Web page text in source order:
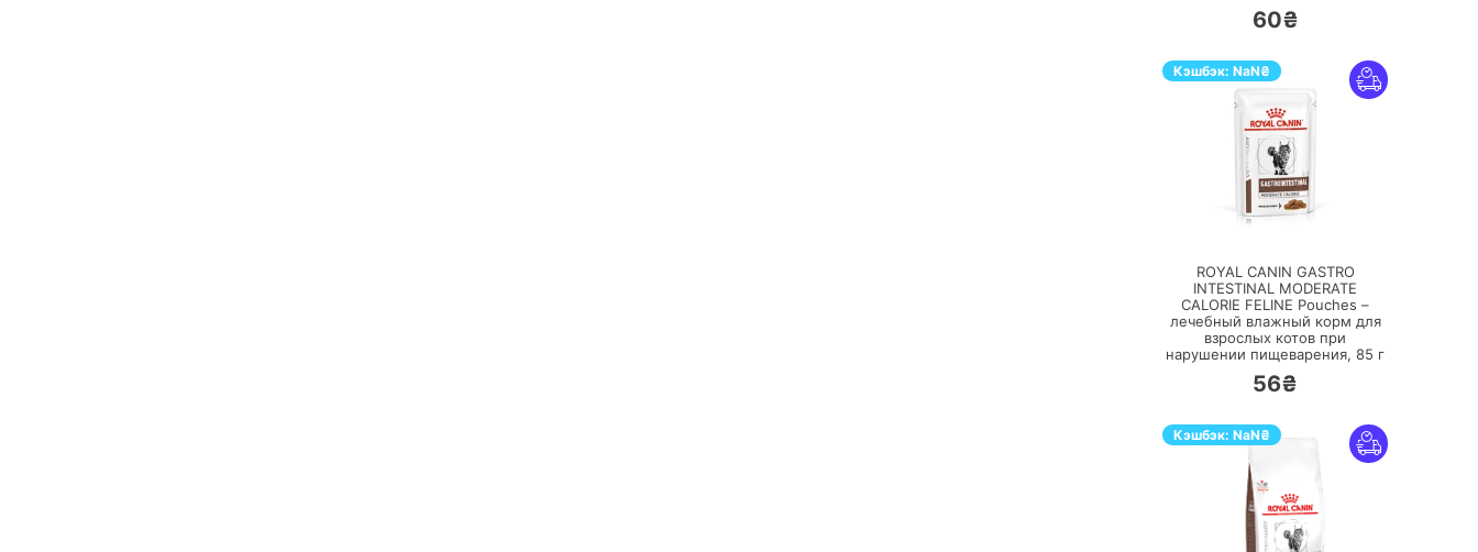
60₴
Кэшбэк: NaN₴
ПЕРЕЙТИ
ROYAL CANIN GASTRO
INTESTINAL MODERATE
CALORIE FELINE Pouches –
лечебный влажный корм для
взрослых котов при
нарушении пищеварения, 85 г
56₴
Кэшбэк: NaN₴